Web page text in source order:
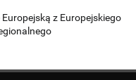
z Europejskiego